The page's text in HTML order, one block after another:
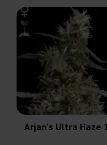
Arjan's Ultra Haze